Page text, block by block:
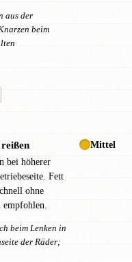
aus der
beim
bei höherer
Fett
ohne
beim Lenken in
der Räder;
Mittel